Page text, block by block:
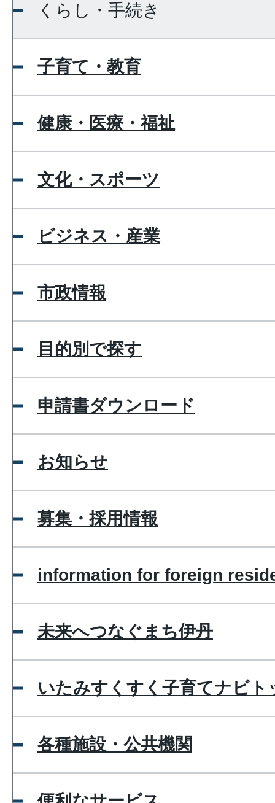
くらし・手続き
子育て・教育
健康・医療・福祉
文化・スポーツ
ビジネス・産業
市政情報
目的別で探す
申請書ダウンロード
お知らせ
募集・採用情報
information for foreign
未来へつなぐまち伊丹
いたみすくすく子育てナビト
各種施設・公共機関